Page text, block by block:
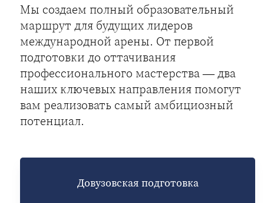
Мы создаем полный образовательный
маршрут для будущих лидеров
международной арены. От первой
подготовки до оттачивания
профессионального мастерства — два
наших ключевых направления помогут
вам реализовать самый амбициозный
потенциал.
Довузовская подготовка